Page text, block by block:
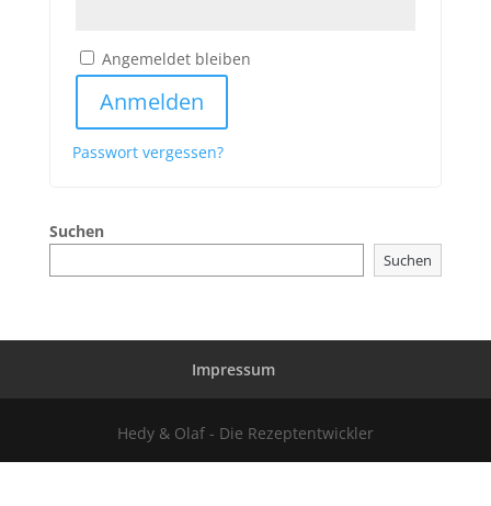
Angemeldet bleiben
Anmelden
Passwort vergessen?
Suchen
Suchen
Impressum
Hedy & Olaf - Die Rezeptentwickler